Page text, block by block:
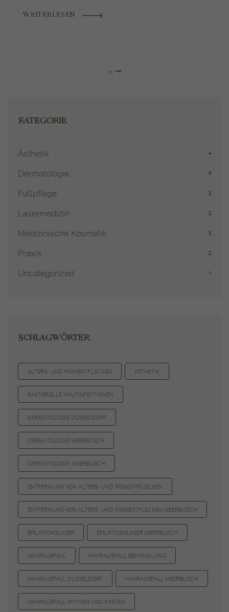
WEITERLESEN
12
KATEGORIE
Ästhetik 4
Dermatologie 5
Fußpflege 2
Lasermedizin 2
Medizinische Kosmetik 3
Praxis 2
Uncategorized 1
SCHLAGWÖRTER
ALTERS- UND PIGMENTFLECKEN ÄSTHETIK
BAKTERIELLE HAUTINFEKTIONEN
DERMATOLOGIE DÜSSELDORF
DERMATOLOGIE MEERBUSCH
DERMATOLOGIN MEERBUSCH
ENTFERNUNG VON ALTERS- UND PIGMENTFLECKEN
ENTFERNUNG VON ALTERS- UND PIGMENTFLECKEN MEERBUSCH
EPILATIONSLASER EPILATIONSLASER MEERBUSCH
HAARAUSFALL HAARAUSFALL BEHANDLUNG
HAARAUSFALL DÜSSELDORF HAARAUSFALL MEERBUSCH
HAARAUSFALL MYTHEN UND FAKTEN